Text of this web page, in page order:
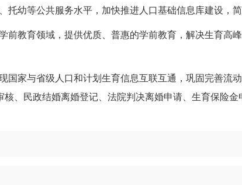
幼等公共服务水平，加快推进人口基础信息库建设，简
教育领域，提供优质、普惠的学前教育，解决生育高
家与省级人口和计划生育信息互联互通，巩固完善流
、民政结婚离婚登记、法院判决离婚申请、生育保险